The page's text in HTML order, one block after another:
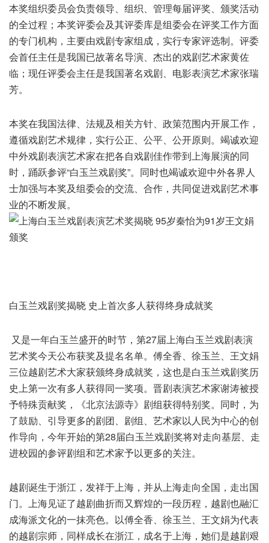
本奖组织委员会负责领导、组织、管理每届评奖、颁奖活动
的全过程；本奖评委会及其评委库是组委会在评奖工作方面
的专门机构，主要由戏剧专家组成，实行专家评选制。评委
会首任主任是我国已故著名导演、杰出的戏剧艺术家黄佐
临；现任评委会主任是我国著名戏剧、电影表演艺术家张瑞
芳。
本奖在我国法律、法规及相关方针、政策范围内开展工作，
遵循戏剧艺术规律，实行公正、公平、公开原则。竭诚欢迎
中外戏剧表演艺术家在把各自戏剧佳作带到上海展演的同
时，踊跃参评“白玉兰戏剧奖”。同时也竭诚欢迎中外各界人
士加强与本奖及组委会的交流、合作，共同促进戏剧艺术事
业的不断发展。
白玉兰戏剧奖揭晓 史上首次多人获得终身成就奖
又是一年白玉兰盛开的时节，第27届上海白玉兰戏剧表演
艺术奖今天公布获奖及提名名单。傅全香、徐玉兰、王文娟
三位越剧艺术大家获颁终身成就奖，这也是白玉兰戏剧奖历
史上第一次有多人获得同一奖项。晋剧表演艺术家谢涛被授
予特殊贡献奖，《北京法源寺》剧组获得特别奖。同时，为
了鼓励、引导更多的剧团、剧组、艺术家以人民为中心的创
作导向，今年开始的第28届白玉兰戏剧奖将对走向基层、走
进校园的参评剧组和艺术家予以更多的关注。
越剧诞生于浙江，发祥于上海，并从上海走向全国，走出国
门。上海见证了越剧曲折而又辉煌的一段历程，越剧也融汇
成海派文化的一抹亮色。以傅全香、徐玉兰、王文娟为代表
的越剧宗师，同样成长在浙江，成名于上海，她们是越剧艰